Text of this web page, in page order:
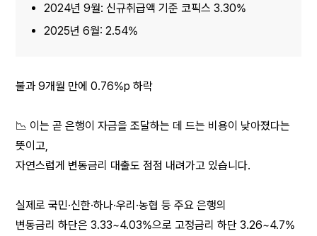
2024년 9월: 신규취급액 기준 코픽스 3.30%
2025년 6월: 2.54%
불과 9개월 만에 0.76%p 하락
📉 이는 곧 은행이 자금을 조달하는 데 드는 비용이 낮아졌다는
뜻이고,
자연스럽게 변동금리 대출도 점점 내려가고 있습니다.
실제로 국민·신한·하나·우리·농협 등 주요 은행의
변동금리 하단은 3.33~4.03%으로 고정금리 하단 3.26~4.7%